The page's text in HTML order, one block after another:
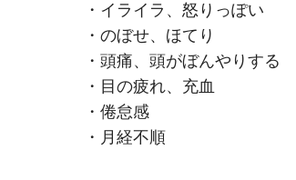
・イライラ、怒りっぽい
・のぼせ、ほてり
・頭痛、頭がぼんやりする
・目の疲れ、充血
・倦怠感
・月経不順